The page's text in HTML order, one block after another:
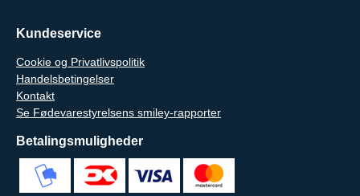
Kundeservice
Cookie og Privatlivspolitik
Handelsbetingelser
Kontakt
Se Fødevarestyrelsens smiley-rapporter
Betalingsmuligheder